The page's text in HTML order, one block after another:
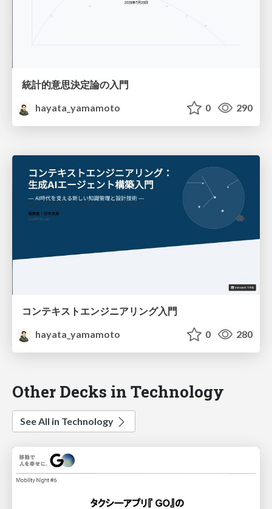
統計的意思決定論の入門
hayata_yamamoto
0 290
コンテキストエンジニアリング入門
hayata_yamamoto
0 280
Other Decks in Technology
See All in Technology